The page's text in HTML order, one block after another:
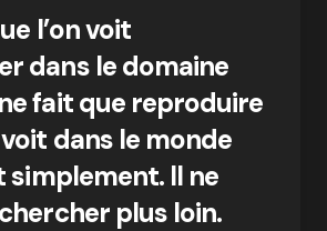
l’on voit
dans le domaine
fait que reproduire
voit dans le monde
simplement. Il ne
plus loin.